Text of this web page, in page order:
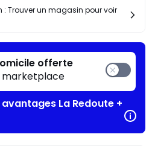
Trouver un magasin pour voir
offerte
marketplace
La Redoute +